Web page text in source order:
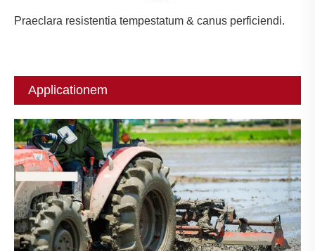
Praeclara resistentia tempestatum & canus perficiendi.
Applicationem